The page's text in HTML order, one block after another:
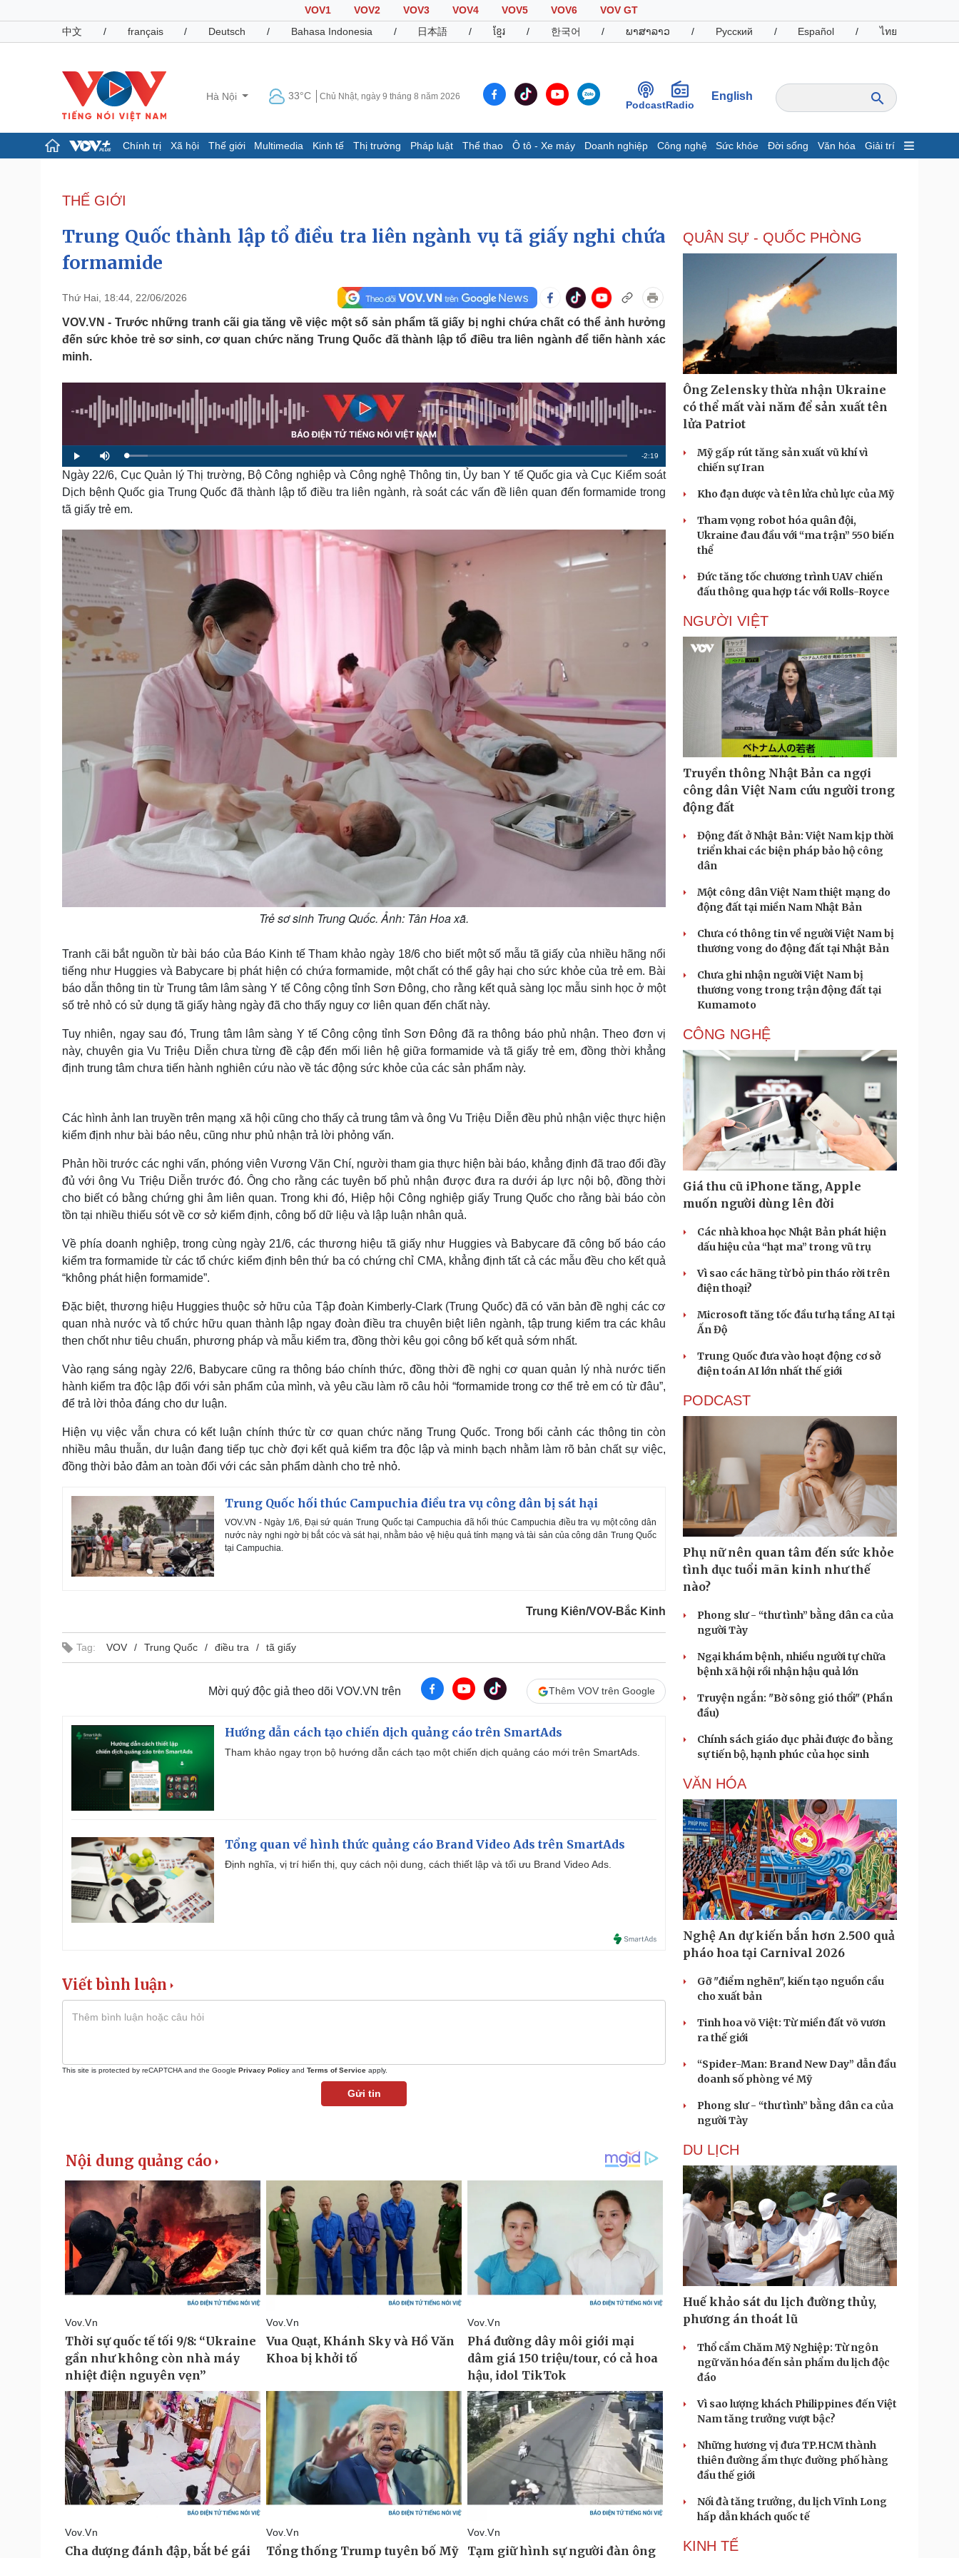
VOV1 VOV2 VOV3 VOV4 VOV5 VOV6
VOV GT
中文
/ français / Deutsch / Bahasa Indonesia / 日本語 / ខ្មែរ / 한국어 / ພາສາລາວ / Русский / Español / ไทย
Hà Nội 33°C Chủ Nhật, ngày 9 tháng 8 năm 2026
PodcastRadio
English
Chính trị Xã hội Thế giới Multimedia Kinh tế Thị trường Pháp luật Thể thao Ô tô - Xe máy Doanh nghiệp Công nghệ Sức khỏe Đời sống Văn hóa Giải trí
Đảng
Tổ chức nhân sự
Nhận diện sự thật
Dấu ấn VOV
Infographic
Chứng khoán
Giá cà phê
Pháp luật
Tin nóng
Tư vấn luật
Việt Nam
Phân tích
Thể thao
Lịch thi đấu bóng đá
Thế giới thể thao
Ô tô - Xe máy
Xe máy
Tư vấn
Doanh nghiệp
Thông tin doanh nghiệp
Doanh nghiệp 24h
Doanh nhân
Vì cộng đồng
Công nghệ
Sành điệu
Chuyển đổi số
Sức khỏe
Dinh dưỡng - món ngon
Cây thuốc
Sản phụ khoa
Nhi khoa
Nam khoa
Làm đẹp - giảm cân
Phòng mạch online
Đời sống
Nhà đẹp
Tình yêu - Gia đình
Văn hóa
Sân khấu - Điện ảnh
Văn học
Âm nhạc
Giải trí
Nghệ sĩ
Thời trang
Sao Việt
Tư vấn
check-in
Podcast
Cửa sổ tình yêu
Kể chuyện cho bé
Cải chính
THẾ GIỚI
Trung Quốc thành lập tổ điều tra liên ngành vụ tã giấy nghi chứa
formamide
Thứ Hai, 18:44, 22/06/2026
VOV.VN - Trước những tranh cãi gia tăng về việc một số sản phẩm tã giấy bị nghi chứa chất có thể ảnh hưởng
đến sức khỏe trẻ sơ sinh, cơ quan chức năng Trung Quốc đã thành lập tổ điều tra liên ngành để tiến hành xác
minh.
P
l
a
y
M
u
t
e
L
o
a
d
e
d
0
R
e
m
T
e
-2:19
Ngày 22/6, Cục Quản lý Thị trường, Bộ Công nghiệp và Công nghệ Thông tin, Ủy ban Y tế Quốc gia và Cục Kiểm soát
Dịch bệnh Quốc gia Trung Quốc đã thành lập tổ điều tra liên ngành, rà soát các vấn đề liên quan đến formamide trong
tã giấy trẻ em.
Trẻ sơ sinh Trung Quốc. Ảnh: Tân Hoa xã.
Tranh cãi bắt nguồn từ bài báo của Báo Kinh tế Tham khảo ngày 18/6 cho biết một số mẫu tã giấy của nhiều hãng nổi
tiếng như Huggies và Babycare bị phát hiện có chứa formamide, một chất có thể gây hại cho sức khỏe của trẻ em. Bài
báo dẫn thông tin từ Trung tâm lâm sàng Y tế Công cộng tỉnh Sơn Đông, cho rằng kết quả sàng lọc mẫu sinh học ở một
số trẻ nhỏ có sử dụng tã giấy hàng ngày đã cho thấy nguy cơ liên quan đến chất này.
Tuy nhiên, ngay sau đó, Trung tâm lâm sàng Y tế Công cộng tỉnh Sơn Đông đã ra thông báo phủ nhận. Theo đơn vị
này, chuyên gia Vu Triệu Diễn chưa từng đề cập đến mối liên hệ giữa formamide và tã giấy trẻ em, đồng thời khẳng
định trung tâm chưa tiến hành nghiên cứu nào về tác động sức khỏe của các sản phẩm này.
Các hình ảnh lan truyền trên mạng xã hội cũng cho thấy cả trung tâm và ông Vu Triệu Diễn đều phủ nhận việc thực hiện
kiểm định như bài báo nêu, cũng như phủ nhận trả lời phỏng vấn.
Phản hồi trước các nghi vấn, phóng viên Vương Văn Chí, người tham gia thực hiện bài báo, khẳng định đã trao đổi đầy
đủ với ông Vu Triệu Diễn trước đó. Ông cho rằng các tuyên bố phủ nhận được đưa ra dưới áp lực nội bộ, đồng thời
cho biết có bằng chứng ghi âm liên quan. Trong khi đó, Hiệp hội Công nghiệp giấy Trung Quốc cho rằng bài báo còn
tồn tại nhiều thiếu sót về cơ sở kiểm định, công bố dữ liệu và lập luận nhân quả.
Về phía doanh nghiệp, trong cùng ngày 21/6, các thương hiệu tã giấy như Huggies và Babycare đã công bố báo cáo
kiểm tra formamide từ các tổ chức kiểm định bên thứ ba có chứng chỉ CMA, khẳng định tất cả các mẫu đều cho kết quả
“không phát hiện formamide”.
Đặc biệt, thương hiệu Huggies thuộc sở hữu của Tập đoàn Kimberly-Clark (Trung Quốc) đã có văn bản đề nghị các cơ
quan nhà nước và tổ chức hữu quan thành lập ngay đoàn điều tra chuyên biệt liên ngành, tập trung kiểm tra các khâu
then chốt như tiêu chuẩn, phương pháp và mẫu kiểm tra, đồng thời kêu gọi công bố kết quả sớm nhất.
Vào rạng sáng ngày 22/6, Babycare cũng ra thông báo chính thức, đồng thời đề nghị cơ quan quản lý nhà nước tiến
hành kiểm tra độc lập đối với sản phẩm của mình, và yêu cầu làm rõ câu hỏi “formamide trong cơ thể trẻ em có từ đâu”,
để trả lời thỏa đáng cho dư luận.
Hiện vụ việc vẫn chưa có kết luận chính thức từ cơ quan chức năng Trung Quốc. Trong bối cảnh các thông tin còn
nhiều mâu thuẫn, dư luận đang tiếp tục chờ đợi kết quả kiểm tra độc lập và minh bạch nhằm làm rõ bản chất sự việc,
đồng thời bảo đảm an toàn đối với các sản phẩm dành cho trẻ nhỏ.
Trung Quốc hối thúc Campuchia điều tra vụ công dân bị sát hại
VOV.VN - Ngày 1/6, Đại sứ quán Trung Quốc tại Campuchia đã hối thúc Campuchia điều tra vụ một công dân
nước này nghi ngờ bị bắt cóc và sát hại, nhằm bảo vệ hiệu quả tính mạng và tài sản của công dân Trung Quốc
tại Campuchia.
Trung Kiên/VOV-Bắc Kinh
Tag: VOV Trung Quốc điều tra tã giấy
Mời quý độc giả theo dõi VOV.VN trên Thêm VOV trên Google
Hướng dẫn cách tạo chiến dịch quảng cáo trên SmartAds
Tham khảo ngay trọn bộ hướng dẫn cách tạo một chiến dịch quảng cáo mới trên SmartAds.
Tổng quan về hình thức quảng cáo Brand Video Ads trên SmartAds
Định nghĩa, vị trí hiển thị, quy cách nội dung, cách thiết lập và tối ưu Brand Video Ads.
Viết bình luận
This site is protected by reCAPTCHA and the Google Privacy Policy and Terms of Service apply.
Gửi tin
QUÂN SỰ - QUỐC PHÒNG
Ông Zelensky thừa nhận Ukraine
có thể mất vài năm để sản xuất tên
lửa Patriot
Mỹ gấp rút tăng sản xuất vũ khí vì
chiến sự Iran
Kho đạn dược và tên lửa chủ lực của Mỹ
Tham vọng robot hóa quân đội,
Ukraine đau đầu với “ma trận” 550 biến
thể
Đức tăng tốc chương trình UAV chiến
đấu thông qua hợp tác với Rolls-Royce
NGƯỜI VIỆT
Truyền thông Nhật Bản ca ngợi
công dân Việt Nam cứu người trong
động đất
Động đất ở Nhật Bản: Việt Nam kịp thời
triển khai các biện pháp bảo hộ công
dân
Một công dân Việt Nam thiệt mạng do
động đất tại miền Nam Nhật Bản
Chưa có thông tin về người Việt Nam bị
thương vong do động đất tại Nhật Bản
Chưa ghi nhận người Việt Nam bị
thương vong trong trận động đất tại
Kumamoto
CÔNG NGHỆ
Giá thu cũ iPhone tăng, Apple
muốn người dùng lên đời
Các nhà khoa học Nhật Bản phát hiện
dấu hiệu của “hạt ma” trong vũ trụ
Vì sao các hãng từ bỏ pin tháo rời trên
điện thoại?
Microsoft tăng tốc đầu tư hạ tầng AI tại
Ấn Độ
Trung Quốc đưa vào hoạt động cơ sở
điện toán AI lớn nhất thế giới
PODCAST
Phụ nữ nên quan tâm đến sức khỏe
tình dục tuổi mãn kinh như thế
nào?
Phong slư - “thư tình” bằng dân ca của
người Tày
Ngại khám bệnh, nhiều người tự chữa
bệnh xã hội rồi nhận hậu quả lớn
Truyện ngắn: "Bờ sông gió thổi" (Phần
đầu)
Chính sách giáo dục phải được đo bằng
sự tiến bộ, hạnh phúc của học sinh
VĂN HÓA
Nghệ An dự kiến bắn hơn 2.500 quả
pháo hoa tại Carnival 2026
Gỡ "điểm nghẽn", kiến tạo nguồn cầu
cho xuất bản
Tinh hoa võ Việt: Từ miền đất võ vươn
ra thế giới
“Spider-Man: Brand New Day” dẫn đầu
doanh số phòng vé Mỹ
Phong slư - “thư tình” bằng dân ca của
người Tày
DU LỊCH
Huế khảo sát du lịch đường thủy,
phương án thoát lũ
Thổ cẩm Chăm Mỹ Nghiệp: Từ ngôn
ngữ văn hóa đến sản phẩm du lịch độc
đáo
Vì sao lượng khách Philippines đến Việt
Nam tăng trưởng vượt bậc?
Những hương vị đưa TP.HCM thành
thiên đường ẩm thực đường phố hàng
đầu thế giới
Nối đà tăng trưởng, du lịch Vĩnh Long
hấp dẫn khách quốc tế
KINH TẾ